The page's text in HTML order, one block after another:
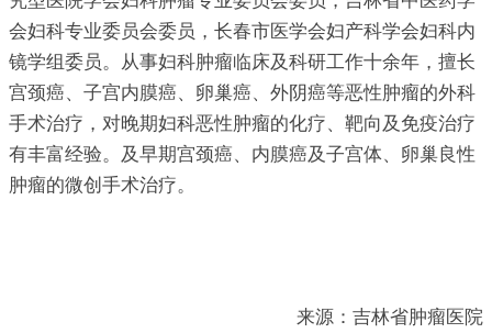
会妇科专业委员会委员，长春市医学会妇产科学会妇科内
镜学组委员。从事妇科肿瘤临床及科研工作十余年，擅长
宫颈癌、子宫内膜癌、卵巢癌、外阴癌等恶性肿瘤的外科
手术治疗，对晚期妇科恶性肿瘤的化疗、靶向及免疫治疗
有丰富经验。及早期宫颈癌、内膜癌及子宫体、卵巢良性
肿瘤的微创手术治疗。
来源：吉林省肿瘤医院